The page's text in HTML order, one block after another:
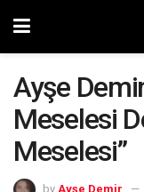
Ayşe
Meselesi
Meselesi”
by Ayşe Demir